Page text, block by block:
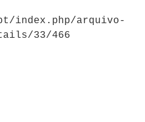
index.php/arquivo-
33/466